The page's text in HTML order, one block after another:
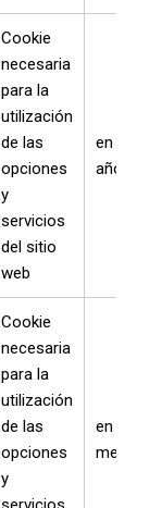
Cookie
necesaria
para la
utilización
de las
opciones
y
servicios
del sitio
web
en un
año
Cookie
necesaria
para la
utilización
de las
opciones
y
en 6
meses